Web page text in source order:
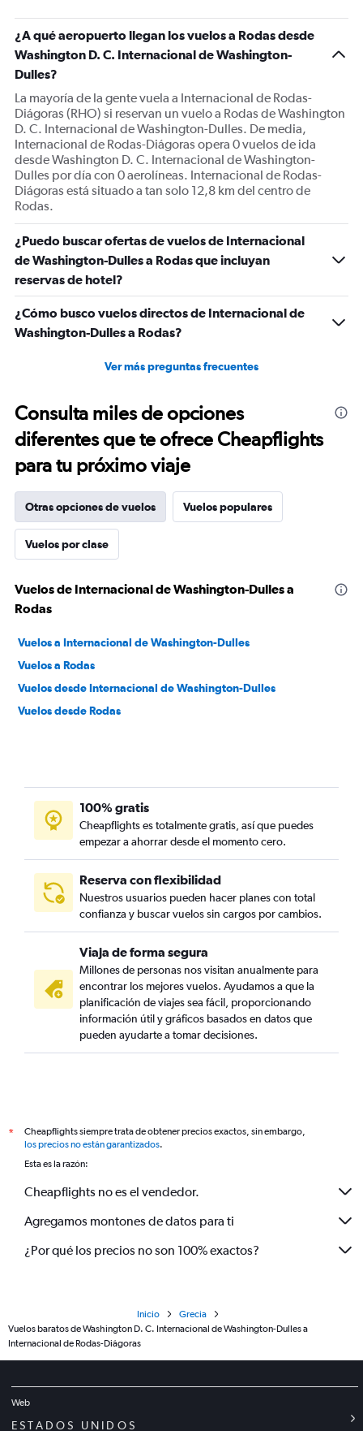
¿A qué aeropuerto llegan los vuelos a Rodas desde
Washington D. C. Internacional de Washington-
Dulles?
La mayoría de la gente vuela a Internacional de Rodas-
Diágoras (RHO) si reservan un vuelo a Rodas de Washington
D. C. Internacional de Washington-Dulles. De media,
Internacional de Rodas-Diágoras opera 0 vuelos de ida
desde Washington D. C. Internacional de Washington-
Dulles por día con 0 aerolíneas. Internacional de Rodas-
Diágoras está situado a tan solo 12,8 km del centro de
Rodas.
¿Puedo buscar ofertas de vuelos de Internacional
de Washington-Dulles a Rodas que incluyan
reservas de hotel?
¿Cómo busco vuelos directos de Internacional de
Washington-Dulles a Rodas?
Ver más preguntas frecuentes
Consulta miles de opciones
diferentes que te ofrece Cheapflights
para tu próximo viaje
Otras opciones de vuelos Vuelos populares
Vuelos por clase
Vuelos de Internacional de Washington-Dulles a
Rodas
Vuelos a Internacional de Washington-Dulles
Vuelos a Rodas
Vuelos desde Internacional de Washington-Dulles
Vuelos desde Rodas
100% gratis
Cheapflights es totalmente gratis, así que puedes
empezar a ahorrar desde el momento cero.
Reserva con flexibilidad
Nuestros usuarios pueden hacer planes con total
confianza y buscar vuelos sin cargos por cambios.
Viaja de forma segura
Millones de personas nos visitan anualmente para
encontrar los mejores vuelos. Ayudamos a que la
planificación de viajes sea fácil, proporcionando
información útil y gráficos basados en datos que
pueden ayudarte a tomar decisiones.
*
Cheapflights siempre trata de obtener precios exactos, sin embargo,
los precios no están garantizados.
Esta es la razón:
Cheapflights no es el vendedor.
Agregamos montones de datos para ti
¿Por qué los precios no son 100% exactos?
Inicio
Grecia
Vuelos baratos de Washington D. C. Internacional de Washington-Dulles a
Internacional de Rodas-Diágoras
Web
ESTADOS UNIDOS